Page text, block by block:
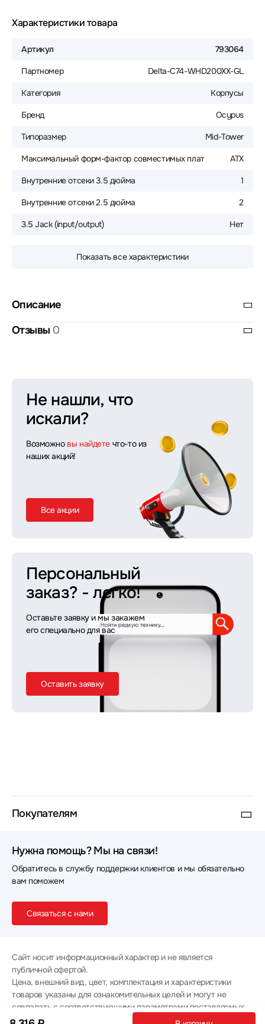
Характеристики товара
Артикул 793064
Партномер Delta-C74-WHD200XX-GL
Категория Корпусы
Бренд Ocypus
Типоразмер Mid-Tower
Максимальный форм-фактор совместимых плат ATX
Внутренние отсеки 3.5 дюйма 1
Внутренние отсеки 2.5 дюйма 2
3.5 Jack (input/output) Нет
Показать все характеристики
Описание
Отзывы 0
Не нашли, что
искали?
Возможно вы найдете что-то из
наших акций!
Все акции
Персональный
заказ? - легко!
Оставьте заявку и мы закажем
его специально для вас
Оставить заявку
Покупателям
Нужна помощь? Мы на связи!
Обратитесь в службу поддержки клиентов и мы обязательно
вам поможем
Связаться с нами
Сайт носит информационный характер и не является
публичной офертой.
Цена, внешний вид, цвет, комплектация и характеристики
товаров указаны для ознакомительных целей и могут не
совпадать с соответствующими параметрами поставляемых
товаров - уточняйте информацию у менеджера при